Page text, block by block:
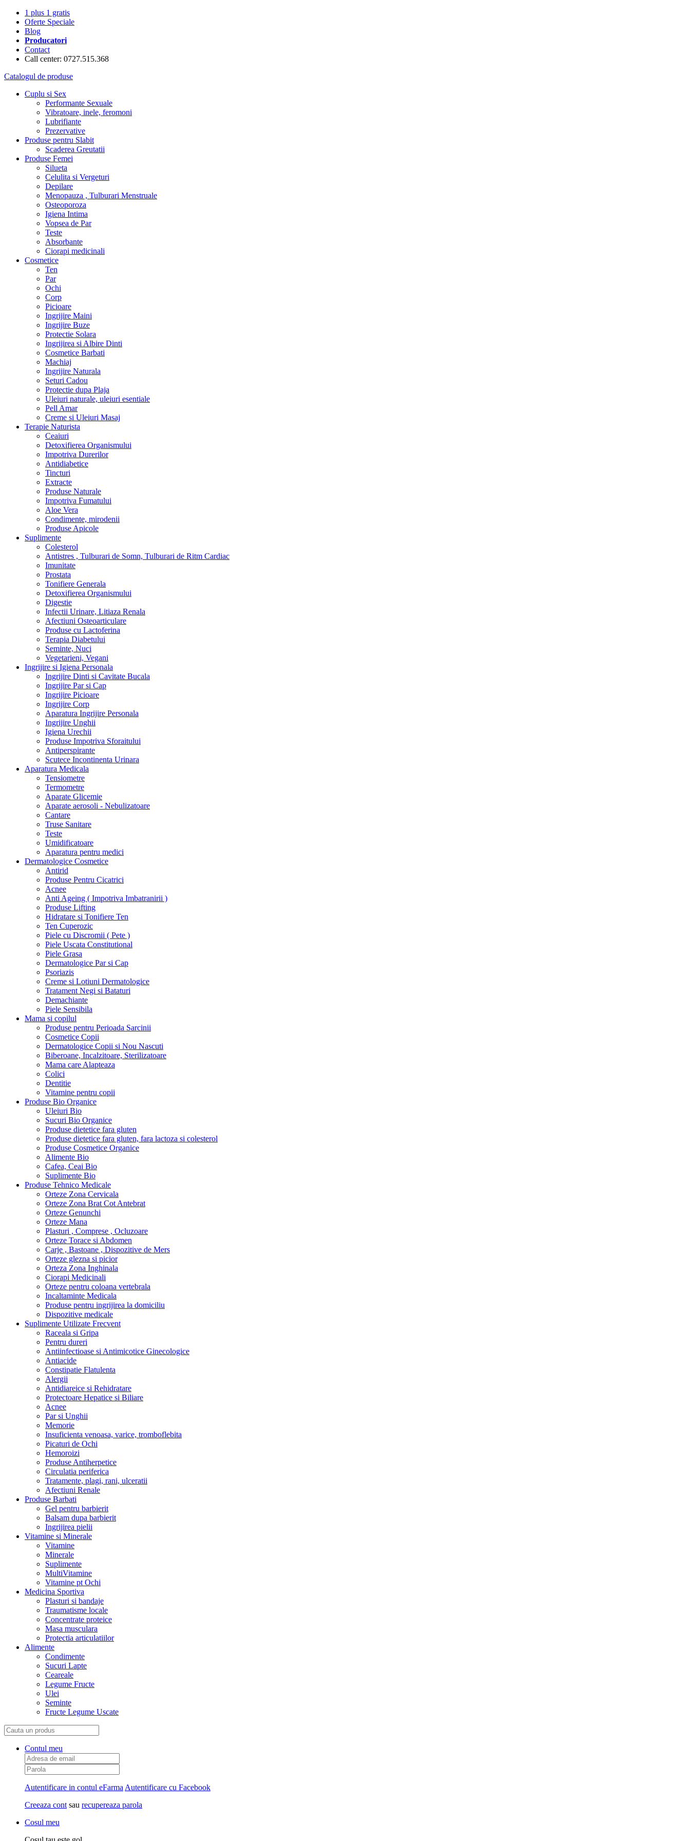
1 plus 1 gratis
Oferte Speciale
Blog
Producatori
Contact
Call center: 0727.515.368
Catalogul de produse
Cuplu si Sex
Performante Sexuale
Vibratoare, inele, feromoni
Lubrifiante
Prezervative
Produse pentru Slabit
Scaderea Greutatii
Produse Femei
Silueta
Celulita si Vergeturi
Depilare
Menopauza , Tulburari Menstruale
Osteoporoza
Igiena Intima
Vopsea de Par
Teste
Absorbante
Ciorapi medicinali
Cosmetice
Ten
Par
Ochi
Corp
Picioare
Ingrijire Maini
Ingrijire Buze
Protectie Solara
Ingrijirea si Albire Dinti
Cosmetice Barbati
Machiaj
Ingrijire Naturala
Seturi Cadou
Protectie dupa Plaja
Uleiuri naturale, uleiuri esentiale
Pell Amar
Creme si Uleiuri Masaj
Terapie Naturista
Ceaiuri
Detoxifierea Organismului
Impotriva Durerilor
Antidiabetice
Tincturi
Extracte
Produse Naturale
Impotriva Fumatului
Aloe Vera
Condimente, mirodenii
Produse Apicole
Suplimente
Colesterol
Antistres , Tulburari de Somn, Tulburari de Ritm Cardiac
Imunitate
Prostata
Tonifiere Generala
Detoxifierea Organismului
Digestie
Infectii Urinare, Litiaza Renala
Afectiuni Osteoarticulare
Produse cu Lactoferina
Terapia Diabetului
Seminte, Nuci
Vegetarieni, Vegani
Ingrijire si Igiena Personala
Ingrijire Dinti si Cavitate Bucala
Ingrijire Par si Cap
Ingrijire Picioare
Ingrijire Corp
Aparatura Ingrijire Personala
Ingrijire Unghii
Igiena Urechii
Produse Impotriva Sforaitului
Antiperspirante
Scutece Incontinenta Urinara
Aparatura Medicala
Tensiometre
Termometre
Aparate Glicemie
Aparate aerosoli - Nebulizatoare
Cantare
Truse Sanitare
Teste
Umidificatoare
Aparatura pentru medici
Dermatologice Cosmetice
Antirid
Produse Pentru Cicatrici
Acnee
Anti Ageing ( Impotriva Imbatranirii )
Produse Lifting
Hidratare si Tonifiere Ten
Ten Cuperozic
Piele cu Discromii ( Pete )
Piele Uscata Constitutional
Piele Grasa
Dermatologice Par si Cap
Psoriazis
Creme si Lotiuni Dermatologice
Tratament Negi si Bataturi
Demachiante
Piele Sensibila
Mama si copilul
Produse pentru Perioada Sarcinii
Cosmetice Copii
Dermatologice Copii si Nou Nascuti
Biberoane, Incalzitoare, Sterilizatoare
Mama care Alapteaza
Colici
Dentitie
Vitamine pentru copii
Produse Bio Organice
Uleiuri Bio
Sucuri Bio Organice
Produse dietetice fara gluten
Produse dietetice fara gluten, fara lactoza si colesterol
Produse Cosmetice Organice
Alimente Bio
Cafea, Ceai Bio
Suplimente Bio
Produse Tehnico Medicale
Orteze Zona Cervicala
Orteze Zona Brat Cot Antebrat
Orteze Genunchi
Orteze Mana
Plasturi , Comprese , Ocluzoare
Orteze Torace si Abdomen
Carje , Bastoane , Dispozitive de Mers
Orteze glezna si picior
Orteza Zona Inghinala
Ciorapi Medicinali
Orteze pentru coloana vertebrala
Incaltaminte Medicala
Produse pentru ingrijirea la domiciliu
Dispozitive medicale
Suplimente Utilizate Frecvent
Raceala si Gripa
Pentru dureri
Antiinfectioase si Antimicotice Ginecologice
Antiacide
Constipatie Flatulenta
Alergii
Antidiareice si Rehidratare
Protectoare Hepatice si Biliare
Acnee
Par si Unghii
Memorie
Insuficienta venoasa, varice, tromboflebita
Picaturi de Ochi
Hemoroizi
Produse Antiherpetice
Circulatia periferica
Tratamente, plagi, rani, ulceratii
Afectiuni Renale
Produse Barbati
Gel pentru barbierit
Balsam dupa barbierit
Ingrijirea pielii
Vitamine si Minerale
Vitamine
Minerale
Suplimente
MultiVitamine
Vitamine pt Ochi
Medicina Sportiva
Plasturi si bandaje
Traumatisme locale
Concentrate proteice
Masa musculara
Protectia articulatiilor
Alimente
Condimente
Sucuri Lapte
Ceareale
Legume Fructe
Ulei
Seminte
Fructe Legume Uscate
Contul meu
Autentificare in contul eFarma Autentificare cu Facebook
Creeaza cont sau recupereaza parola
Cosul meu